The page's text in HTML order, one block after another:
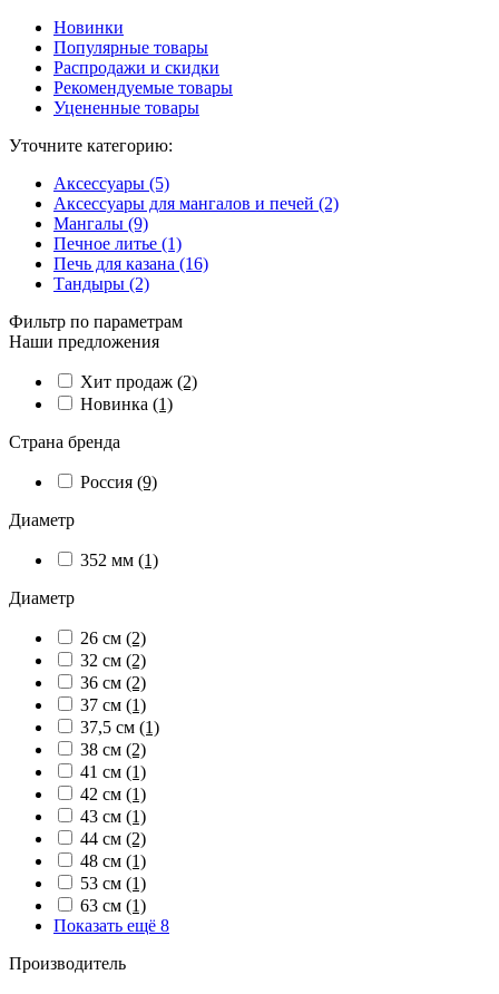
Новинки
Популярные товары
Распродажи и скидки
Рекомендуемые товары
Уцененные товары
Уточните категорию:
Аксессуары (5)
Аксессуары для мангалов и печей (2)
Мангалы (9)
Печное литье (1)
Печь для казана (16)
Тандыры (2)
Фильтр по параметрам
Наши предложения
Хит продаж (2)
Новинка (1)
Страна бренда
Россия (9)
Диаметр
352 мм (1)
Диаметр
26 см (2)
32 см (2)
36 см (2)
37 см (1)
37,5 см (1)
38 см (2)
41 см (1)
42 см (1)
43 см (1)
44 см (2)
48 см (1)
53 см (1)
63 см (1)
Показать ещё 8
Производитель